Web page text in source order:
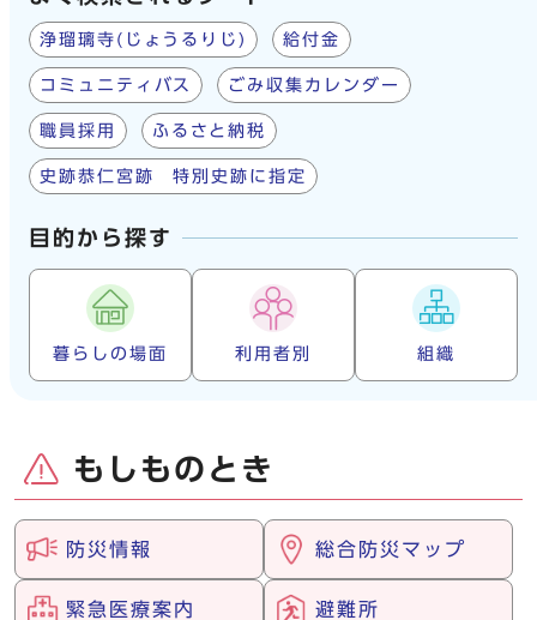
浄瑠璃寺(じょうるりじ) 給付金
コミュニティバス ごみ収集カレンダー
職員採用 ふるさと納税
史跡恭仁宮跡 特別史跡に指定
目的から探す
暮らしの場面 利用者別 組織
もしものとき
防災情報 総合防災マップ
緊急医療案内 避難所